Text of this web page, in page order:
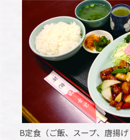
B定食（ご飯、スープ、唐揚